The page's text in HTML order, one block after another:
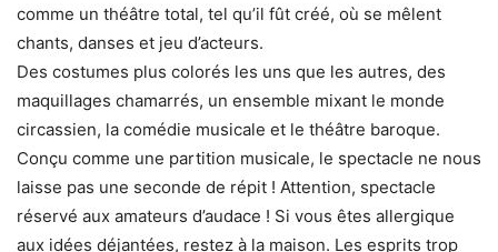
comme un théâtre total, tel qu’il fût créé, où se mêlent
chants, danses et jeu d’acteurs.
Des costumes plus colorés les uns que les autres, des
maquillages chamarrés, un ensemble mixant le monde
circassien, la comédie musicale et le théâtre baroque.
Conçu comme une partition musicale, le spectacle ne nous
laisse pas une seconde de répit ! Attention, spectacle
réservé aux amateurs d’audace ! Si vous êtes allergique
aux idées déjantées, restez à la maison. Les esprits trop